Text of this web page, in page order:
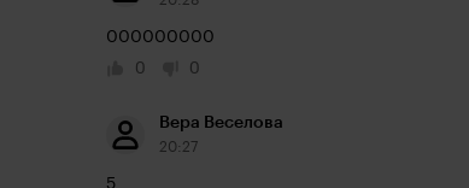
000000000
0
0
Вера Веселова
20:27
5